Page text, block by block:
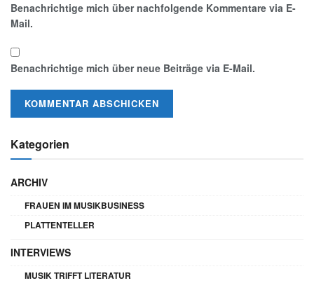
Benachrichtige mich über nachfolgende Kommentare via E-
Mail.
Benachrichtige mich über neue Beiträge via E-Mail.
Kategorien
ARCHIV
FRAUEN IM MUSIKBUSINESS
PLATTENTELLER
INTERVIEWS
MUSIK TRIFFT LITERATUR